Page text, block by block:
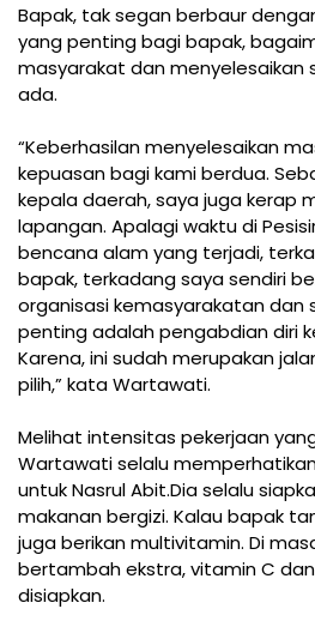
Bapak, tak segan berbaur
yang penting bagi bapak,
masyarakat dan menyelesaikan
ada.
“Keberhasilan menyelesaikan
kepuasan bagi kami berdua.
kepala daerah, saya juga kerap
lapangan. Apalagi waktu di
bencana alam yang terjadi,
bapak, terkadang saya sendiri
organisasi kemasyarakatan dan
penting adalah pengabdian diri
Karena, ini sudah merupakan
pilih,” kata Wartawati.
Melihat intensitas pekerjaan
Wartawati selalu
untuk Nasrul Abit.Dia selalu
makanan bergizi. Kalau bapak
juga berikan multivitamin. Di
bertambah ekstra, vitamin C
disiapkan.